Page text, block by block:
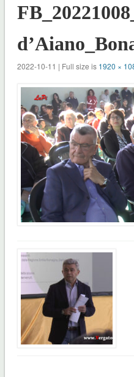
2022-10-11 | Full size is 1920 ×